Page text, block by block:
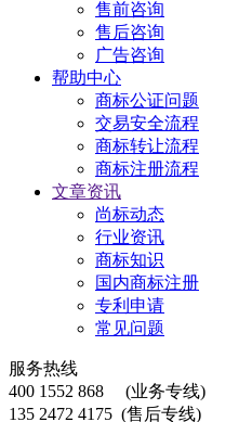
售前咨询
售后咨询
广告咨询
帮助中心
商标公证问题
交易安全流程
商标转让流程
商标注册流程
文章资讯
尚标动态
行业资讯
商标知识
国内商标注册
专利申请
常见问题
服务热线
400 1552 868
(业务专线)
135 2472 4175 (售后专线)